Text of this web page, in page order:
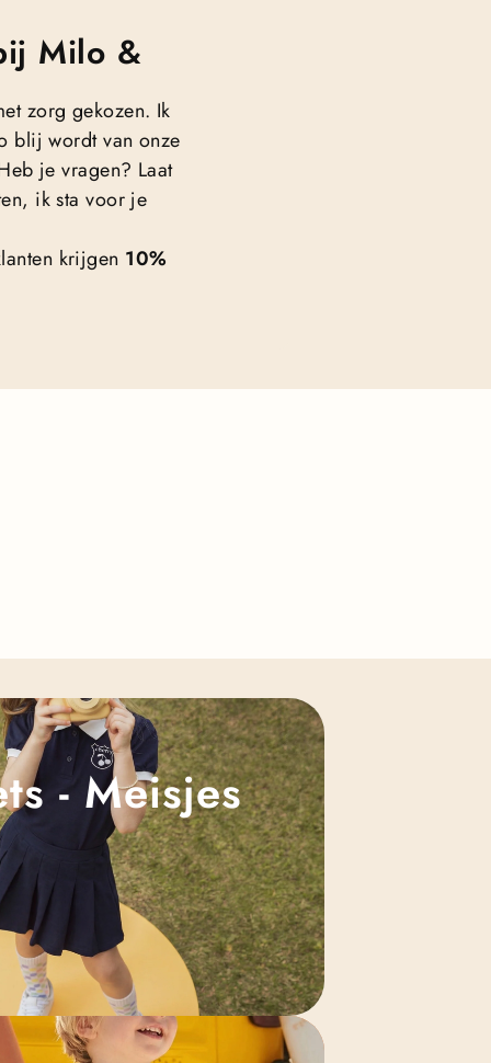
Milo &
zorg gekozen. Ik
blij wordt van onze
je vragen? Laat
ik sta voor je
krijgen 10%
- Meisjes